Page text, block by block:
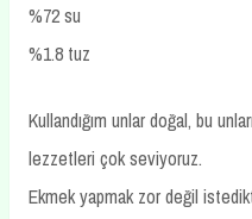
%72 su
%1.8 tuz
Kullandığım unlar doğal, bu
lezzetleri çok seviyoruz.
Ekmek yapmak zor değil